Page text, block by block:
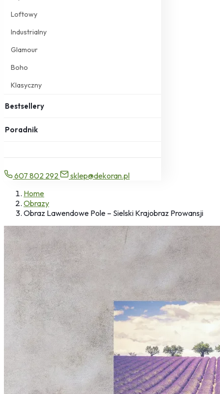
Loftowy
Industrialny
Glamour
Boho
Klasyczny
Bestsellery
Poradnik
607 802 292
sklep@dekoran.pl
Home
Obrazy
Obraz Lawendowe Pole – Sielski Krajobraz Prowansji